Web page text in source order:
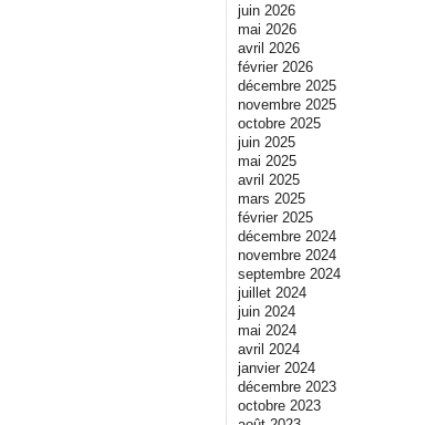
juin 2026
mai 2026
avril 2026
février 2026
décembre 2025
novembre 2025
octobre 2025
juin 2025
mai 2025
avril 2025
mars 2025
février 2025
décembre 2024
novembre 2024
septembre 2024
juillet 2024
juin 2024
mai 2024
avril 2024
janvier 2024
décembre 2023
octobre 2023